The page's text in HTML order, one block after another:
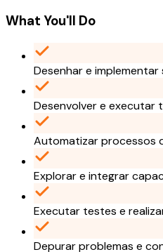
What You'll Do
Desenhar e
Desenvolver e executar
Automatizar processos
Explorar e integrar
Executar testes e
Depurar problemas e